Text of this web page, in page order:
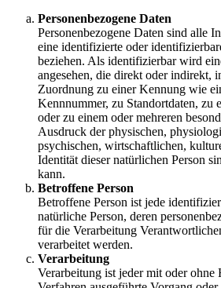
Personenbezogene Daten
Personenbezogene Daten sind alle
eine identifizierte oder
beziehen. Als identifizierbar wird
angesehen, die direkt oder indirekt,
Zuordnung zu einer Kennung wie
Kennnummer, zu Standortdaten, zu
oder zu einem oder mehreren
Ausdruck der physischen,
psychischen, wirtschaftlichen,
Identität dieser natürlichen Person
kann.
Betroffene Person
Betroffene Person ist jede
natürliche Person, deren
für die Verarbeitung
verarbeitet werden.
Verarbeitung
Verarbeitung ist jeder mit oder ohne